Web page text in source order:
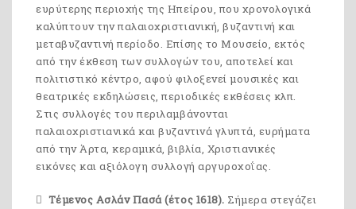
ευρύτερης περιοχής της Ηπείρου, που χρονολογικά
καλύπτουν την παλαιοχριστιανική, βυζαντινή και
μεταβυζαντινή περίοδο. Επίσης το Μουσείο, εκτός
από την έκθεση των συλλογών του, αποτελεί και
πολιτιστικό κέντρο, αφού φιλοξενεί μουσικές και
θεατρικές εκδηλώσεις, περιοδικές εκθέσεις κλπ.
Στις συλλογές του περιλαμβάνονται
παλαιοχριστιανικά και βυζαντινά γλυπτά, ευρήματα
από την Άρτα, κεραμικά, βιβλία, Χριστιανικές
εικόνες και αξιόλογη συλλογή αργυροχοΐας.
Τέμενος Ασλάν Πασά (έτος 1618). Σήμερα στεγάζει